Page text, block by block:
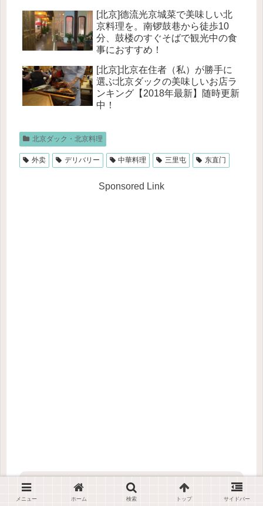
[北京]德流光京城菜で美味しい北
京料理を。南锣鼓巷から徒歩10
分、鼓楼のすぐそばで観光中の食
事におすすめ！
[北京]北京在住者（私）が勝手に
選ぶ北京ダックの美味しいお店ラ
ンキング【2018年最新】随時更新
中！
北京ダック・北京料理
外卖 デリバリー 中華料理 三里屯 东直门
Sponsored Link
記事をシェアする
メニュー ホーム 検索 トップ サイドバー